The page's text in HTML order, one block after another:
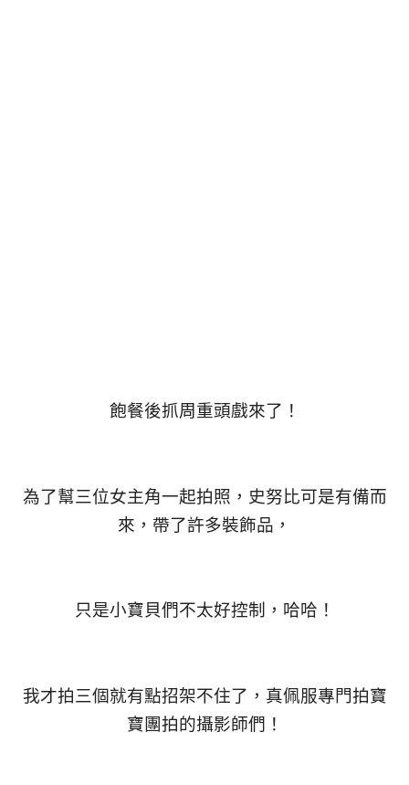
飽餐後抓周重頭戲來了！
為了幫三位女主角一起拍照，史努比可是有備而
來，帶了許多裝飾品，
只是小寶貝們不太好控制，哈哈！
我才拍三個就有點招架不住了，真佩服專門拍寶
寶團拍的攝影師們！